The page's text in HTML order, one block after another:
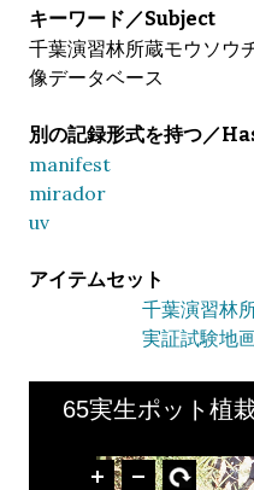
キーワード／Subject
千葉演習林所蔵モウソウ
像データベース
別の記録形式を持つ／
manifest
mirador
uv
アイテムセット
千葉演習林
実証試験地
65実生ポット植